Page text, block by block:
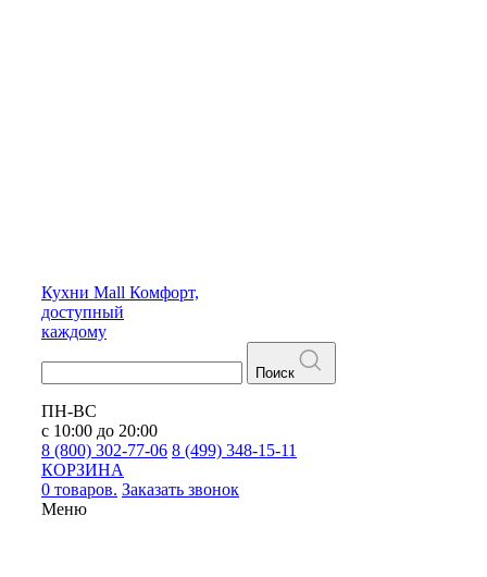
Кухни Mall Комфорт,
доступный
каждому
Поиск
ПН-ВС
с 10:00 до 20:00
8 (800) 302-77-06 8 (499) 348-15-11
КОРЗИНА
0 товаров. Заказать звонок
Меню